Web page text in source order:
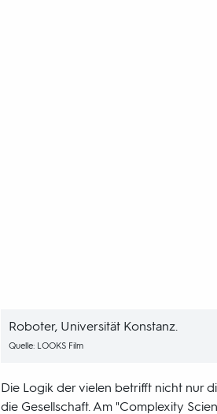
Roboter, Universität Konstanz.
Quelle: LOOKS Film
Die Logik der vielen betrifft nicht nur
die Gesellschaft. Am "Complexity